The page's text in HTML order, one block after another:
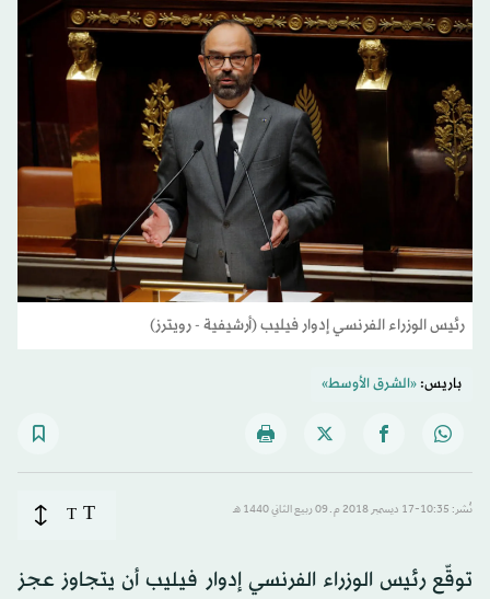
رئيس الوزراء الفرنسي إدوار فيليب (أرشيفية - رويترز)
باريس:«الشرق الأوسط»
نُشر: 10:35-17 ديسمبر 2018 م ـ 09 ربيع الثاني 1440 هـ T
T
توقّع رئيس الوزراء الفرنسي إدوار فيليب أن يتجاوز عجز